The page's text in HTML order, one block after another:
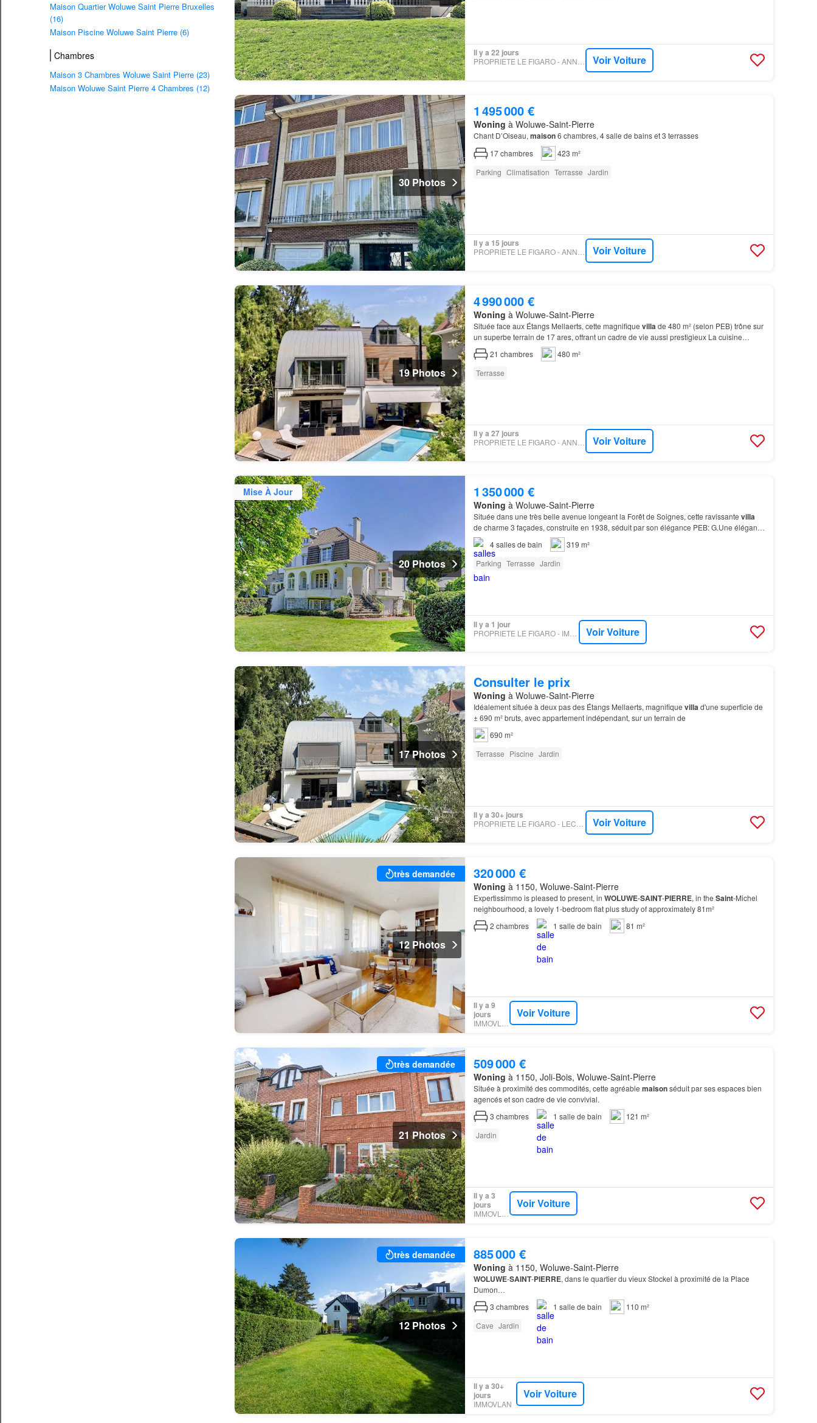
Maison Quartier Woluwe Saint Pierre Bruxelles
(16)
Maison Piscine Woluwe Saint Pierre (6)
Chambres
Maison 3 Chambres Woluwe Saint Pierre (23)
Maison Woluwe Saint Pierre 4 Chambres (12)
Il y a 22 jours
PROPRIETE LE FIGARO - ANNONCEUR INTERNATIONAL Voir Voiture
30 Photos
1 495 000 €
Woning à Woluwe-Saint-Pierre
Chant D’Oiseau, maison6 chambres, 4 salle de bains et 3 terrasses
17chambres
423 m²
Parking Climatisation Terrasse Jardin
Il y a 15 jours
PROPRIETE LE FIGARO - ANNONCEUR INTERNATIONAL Voir Voiture
19 Photos
4 990 000 €
Woning à Woluwe-Saint-Pierre
Située face aux Étangs Mellaerts, cette magnifique villade 480 m² (selon PEB) trône sur
un superbe terrain de 17 ares, offrant un cadre de vie aussi prestigieux La cuisine
dînatoire, ultra-équipée, devient le cœur de la mais…
21 chambres
480 m²
Terrasse
Il y a 27 jours
PROPRIETE LE FIGARO - ANNONCEUR INTERNATIONAL Voir Voiture
Mise À Jour
20 Photos
1 350 000 €
Woning à Woluwe-Saint-Pierre
Située dans une très belle avenue longeant la Forêt de Soignes, cette ravissante villa
de charme 3 façades, construite en 1938, séduit par son élégance PEB: G.Une élégante
villa de caractère où lumière, charme et proximité im…
4salles de bain
319 m²
Parking Terrasse Jardin
Il y a 1 jour
Voir Voiture
17 Photos
Consulter le prix
Woning à Woluwe-Saint-Pierre
Idéalement située à deux pas des Étangs Mellaerts, magnifique villad'une superficie de
± 690 m² bruts, avec appartement indépendant, sur un terrain de
690 m²
Terrasse Piscine Jardin
Il y a 30+ jours
Voir Voiture
très demandée
12 Photos
320 000 €
Woning à 1150, Woluwe-Saint-Pierre
Expertissimmo is pleased to present, in WOLUWE-SAINT-PIERRE, in the Saint-Michel
neighbourhood, a lovely 1-bedroom flat plus study of approximately 81m²
2 chambres 1 salle de bain 81 m²
Il y a 9
jours
Voir Voiture
très demandée
21 Photos
509 000 €
Woning à 1150, Joli-Bois, Woluwe-Saint-Pierre
Située à proximité des commodités, cette agréable maisonséduit par ses espaces bien
agencés et son cadre de vie convivial.
3 chambres 1 salle de bain
121 m²
Jardin
Il y a 3
jours
Voir Voiture
très demandée
12 Photos
885 000 €
Woning à 1150, Woluwe-Saint-Pierre
WOLUWE-SAINT-PIERRE, dans le quartier du vieux Stockel à proximité de la Place
Dumon…
3 chambres 1 salle de bain
110 m²
Cave Jardin
Il y a 30+
jours
IMMOVLAN
Voir Voiture